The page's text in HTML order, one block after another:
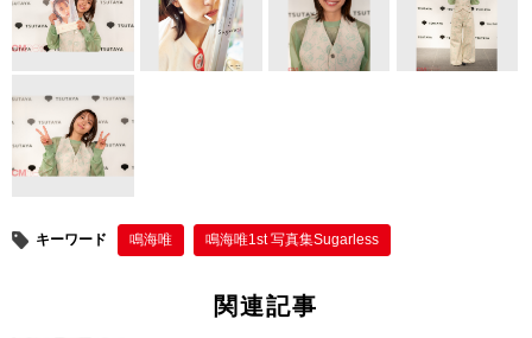
b
o
o
k
st
キーワード 鳴海唯 鳴海唯1st 写真集Sugarless
関連記事